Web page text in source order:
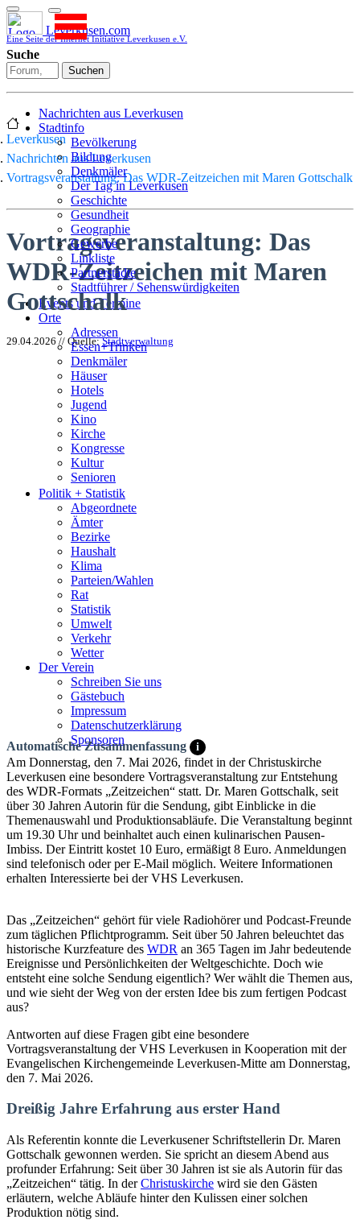
Leverkusen.com
Eine Seite der Internet Initiative Leverkusen e.V.
Suche
Suchen
Nachrichten aus Leverkusen
Stadtinfo
Bevölkerung
Bildung
Denkmäler
Der Tag in Leverkusen
Geschichte
Gesundheit
Geographie
Gewerbe
Linkliste
Partnerstädte
Stadtführer / Sehenswürdigkeiten
Stadtplan
Sport
Who is who
Wohnen
Events und Termine
Orte
Adressen
Essen+Trinken
Denkmäler
Häuser
Hotels
Jugend
Kino
Kirche
Kongresse
Kultur
Senioren
Stadtführer
Straßen
Politik + Statistik
Abgeordnete
Ämter
Bezirke
Haushalt
Klima
Parteien/Wahlen
Rat
Statistik
Umwelt
Verkehr
Wetter
Der Verein
Schreiben Sie uns
Gästebuch
Impressum
Datenschutzerklärung
Sponsoren
Leverkusen
Nachrichten aus Leverkusen
Vortragsveranstaltung: Das WDR-Zeitzeichen mit Maren Gottschalk
Vortragsveranstaltung: Das
WDR-Zeitzeichen mit Maren
Gottschalk
29.04.2026 // Quelle:Stadtverwaltung
Automatische Zusammenfassung i
Am Donnerstag, den 7. Mai 2026, findet in der Christuskirche
Leverkusen eine besondere Vortragsveranstaltung zur Entstehung
des WDR-Formats „Zeitzeichen“ statt. Dr. Maren Gottschalk, seit
über 30 Jahren Autorin für die Sendung, gibt Einblicke in die
Themenauswahl und Produktionsabläufe. Die Veranstaltung beginnt
um 19.30 Uhr und beinhaltet auch einen kulinarischen Pausen-
Imbiss. Der Eintritt kostet 10 Euro, ermäßigt 8 Euro. Anmeldungen
sind telefonisch oder per E-Mail möglich. Weitere Informationen
erhalten Interessierte bei der VHS Leverkusen.
Das „Zeitzeichen“ gehört für viele Radiohörer und Podcast-Freunde
zum täglichen Pflichtprogramm. Seit über 50 Jahren beleuchtet das
historische Kurzfeature des WDR an 365 Tagen im Jahr bedeutende
Ereignisse und Persönlichkeiten der Weltgeschichte. Doch wie
entsteht eine solche Sendung eigentlich? Wer wählt die Themen aus,
und wie sieht der Weg von der ersten Idee bis zum fertigen Podcast
aus?
Antworten auf diese Fragen gibt eine besondere
Vortragsveranstaltung der VHS Leverkusen in Kooperation mit der
Evangelischen Kirchengemeinde Leverkusen-Mitte am Donnerstag,
den 7. Mai 2026.
Dreißig Jahre Erfahrung aus erster Hand
Als Referentin konnte die Leverkusener Schriftstellerin Dr. Maren
Gottschalk gewonnen werden. Sie spricht an diesem Abend aus
profunder Erfahrung: Seit über 30 Jahren ist sie als Autorin für das
„Zeitzeichen“ tätig. In derChristuskirche wird sie den Gästen
erläutern, welche Abläufe hinter den Kulissen einer solchen
Produktion nötig sind.